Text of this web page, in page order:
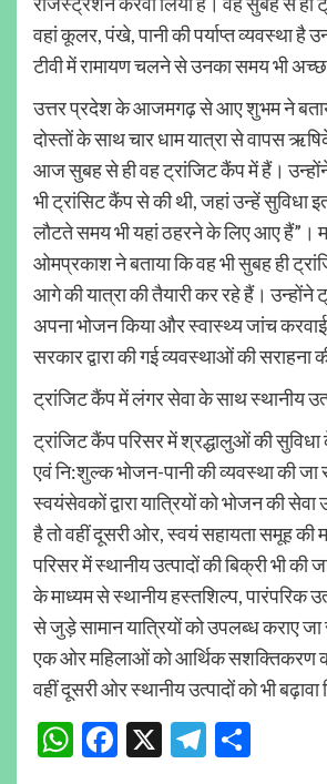
वहां कूलर, पंखे, पानी की पर्याप्त व्यवस्था है
टीवी में रामायण चलने से उनका समय भी
उत्तर प्रदेश के आजमगढ़ से आए शुभम ने
दोस्तों के साथ चार धाम यात्रा से वापस
आज सुबह से ही वह ट्रांजिट कैंप में हैं।
भी ट्रांसिट कैंप से की थी, जहां उन्हें सुविधा
लौटते समय भी यहां ठहरने के लिए आए हैं”।
ओमप्रकाश ने बताया कि वह भी सुबह ही
आगे की यात्रा की तैयारी कर रहे हैं। उन्होंने
अपना भोजन किया और स्वास्थ्य जांच
सरकार द्वारा की गई व्यवस्थाओं की सराहना
ट्रांजिट कैंप में लंगर सेवा के साथ स्थानीय
ट्रांजिट कैंप परिसर में श्रद्धालुओं की
एवं नि:शुल्क भोजन-पानी की व्यवस्था की
स्वयंसेवकों द्वारा यात्रियों को भोजन की
है तो वहीं दूसरी ओर, स्वयं सहायता समूह की
परिसर में स्थानीय उत्पादों की बिक्री भी की
के माध्यम से स्थानीय हस्तशिल्प, पारंपरिक
से जुड़े सामान यात्रियों को उपलब्ध कराए
एक ओर महिलाओं को आर्थिक सशक्तिकरण
वहीं दूसरी ओर स्थानीय उत्पादों को भी बढ़ावा
WhatsApp
Facebook
X Telegram